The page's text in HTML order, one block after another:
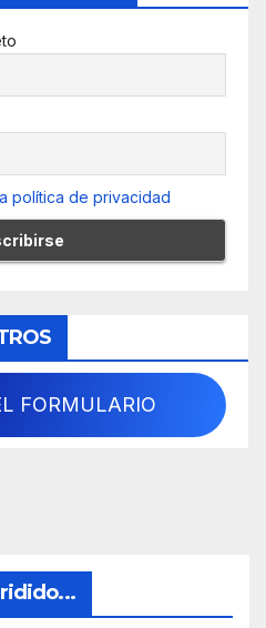
política de privacidad
FORMULARIO